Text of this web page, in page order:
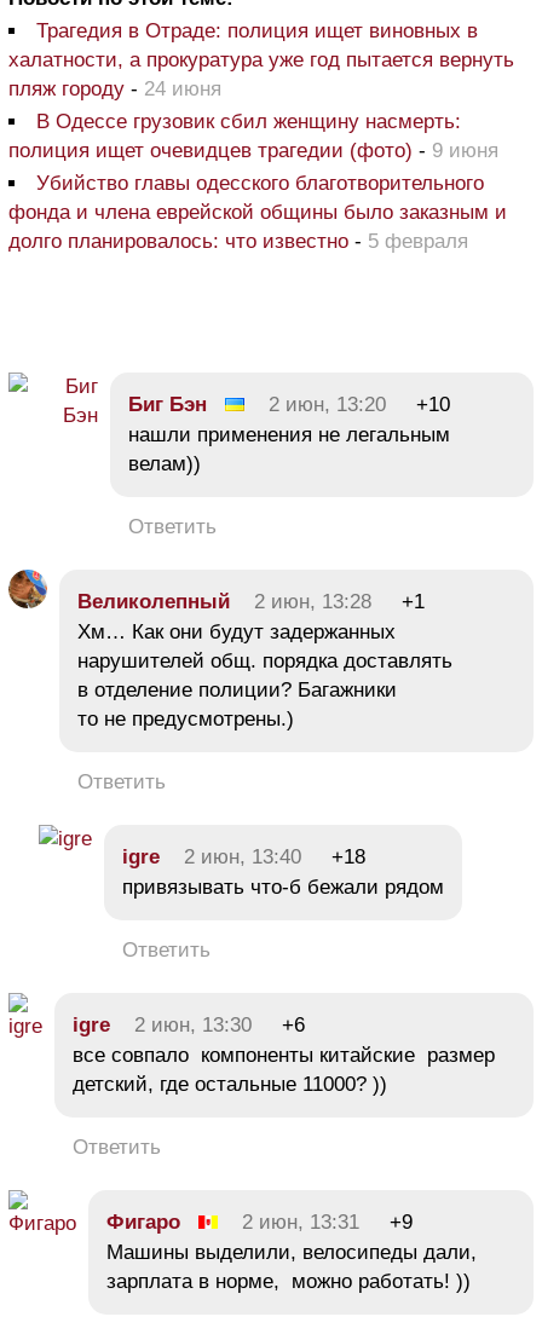
Трагедия в Отраде: полиция ищет виновных в
халатности, а прокуратура уже год пытается вернуть
пляж городу - 24 июня
В Одессе грузовик сбил женщину насмерть:
полиция ищет очевидцев трагедии (фото) - 9 июня
Убийство главы одесского благотворительного
фонда и члена еврейской общины было заказным и
долго планировалось: что известно - 5 февраля
Биг Бэн 2 июн, 13:20
+10
нашли применения не легальным
велам))
Ответить
Великолепный 2 июн, 13:28
+1
Хм… Как они будут задержанных
нарушителей общ. порядка доставлять
в отделение полиции? Багажники
то не предусмотрены.)
Ответить
igre 2 июн, 13:40
+18
привязывать что-б бежали рядом
Ответить
igre 2 июн, 13:30
+6
все совпало компоненты китайские размер
детский, где остальные 11000? ))
Ответить
Фигаро 2 июн, 13:31
+9
Машины выделили, велосипеды дали,
зарплата в норме, можно работать! ))